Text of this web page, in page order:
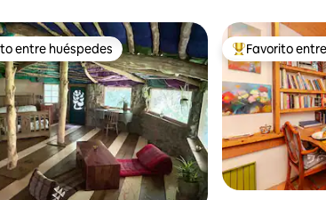
entre huéspedes
entre huéspedes Favorito entre
Favorito